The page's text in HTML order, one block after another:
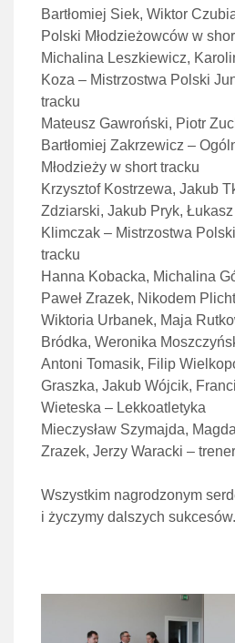
Bartłomiej Siek, Wiktor
Polski Młodzieżowców w
Michalina Leszkiewicz,
Koza – Mistrzostwa Polski
tracku
Mateusz Gawroński, Piotr
Bartłomiej Zakrzewicz –
Młodzieży w short tracku
Krzysztof Kostrzewa, Jakub
Zdziarski, Jakub Pryk,
Klimczak – Mistrzostwa
tracku
Hanna Kobacka, Michalina
Paweł Zrazek, Nikodem
Wiktoria Urbanek, Maja
Bródka, Weronika
Antoni Tomasik, Filip
Graszka, Jakub Wójcik,
Wieteska – Lekkoatletyka
Mieczysław Szymajda,
Zrazek, Jerzy Waracki –
Wszystkim nagrodzonym
i życzymy dalszych sukcesów.